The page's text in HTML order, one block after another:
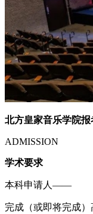
北方皇家音乐学院报
ADMISSION
学术要求
本科申请人——
完成（或即将完成